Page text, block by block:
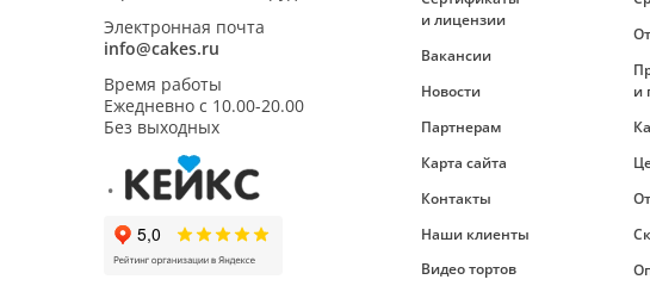
Электронная почта
info@cakes.ru
Время работы
Ежедневно с 10.00-20.00
Без выходных
и лицензии
Вакансии
Новости
Партнерам
Карта сайта
Контакты
Наши клиенты
Видео тортов
и